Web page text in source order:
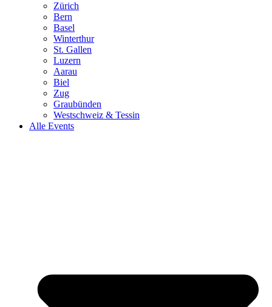
Zürich
Bern
Basel
Winterthur
St. Gallen
Luzern
Aarau
Biel
Zug
Graubünden
Westschweiz & Tessin
Alle Events